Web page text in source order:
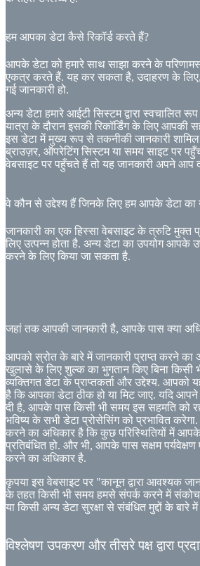
हम आपका डेटा कैसे रिकॉर्ड करते हैं?
आपके डेटा को हमारे साथ साझा करने के
एकत्र करते हैं. यह कर सकता है, उदाहरण के लिए,
गई जानकारी हो.
अन्य डेटा हमारे आईटी सिस्टम द्वारा स्वचालित
यात्रा के दौरान इसकी रिकॉर्डिंग के लिए आपकी
इस डेटा में मुख्य रूप से तकनीकी जानकारी
ब्राउज़र, ऑपरेटिंग सिस्टम या समय साइट पर
वेबसाइट पर पहुँचते हैं तो यह जानकारी अपने आप
वे कौन से उद्देश्य हैं जिनके लिए हम आपके डेटा का
जानकारी का एक हिस्सा वेबसाइट के त्रुटि मुक्त
लिए उत्पन्न होता है. अन्य डेटा का उपयोग आपके
करने के लिए किया जा सकता है.
जहां तक ​​आपकी जानकारी है, आपके पास क्या
आपको स्रोत के बारे में जानकारी प्राप्त करने
खुलासे के लिए शुल्क का भुगतान किए बिना
व्यक्तिगत डेटा के प्राप्तकर्ता और उद्देश्य. आपको
है कि आपका डेटा ठीक हो या मिट जाए. यदि आपने
दी है, आपके पास किसी भी समय इस सहमति को
भविष्य के सभी डेटा प्रोसेसिंग को प्रभावित
करने का अधिकार है कि कुछ परिस्थितियों में
प्रतिबंधित हो. और भी, आपके पास सक्षम
करने का अधिकार है.
कृपया इस वेबसाइट पर "कानून द्वारा आवश्यक
के तहत किसी भी समय हमसे संपर्क करने में
या किसी अन्य डेटा सुरक्षा से संबंधित मुद्दों के बारे
विश्लेषण उपकरण और तीसरे पक्ष द्वारा